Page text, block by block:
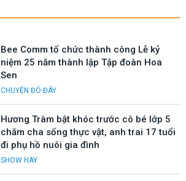
Bee Comm tổ chức thành công Lễ kỷ
niệm 25 năm thành lập Tập đoàn Hoa
Sen
CHUYỆN ĐÓ ĐÂY
Hương Tràm bật khóc trước cô bé lớp 5
chăm cha sống thực vật, anh trai 17 tuổi
đi phụ hồ nuôi gia đình
SHOW HAY